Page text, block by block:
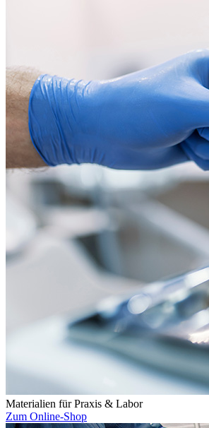
Materialien für Praxis & Labor
Zum Online-Shop